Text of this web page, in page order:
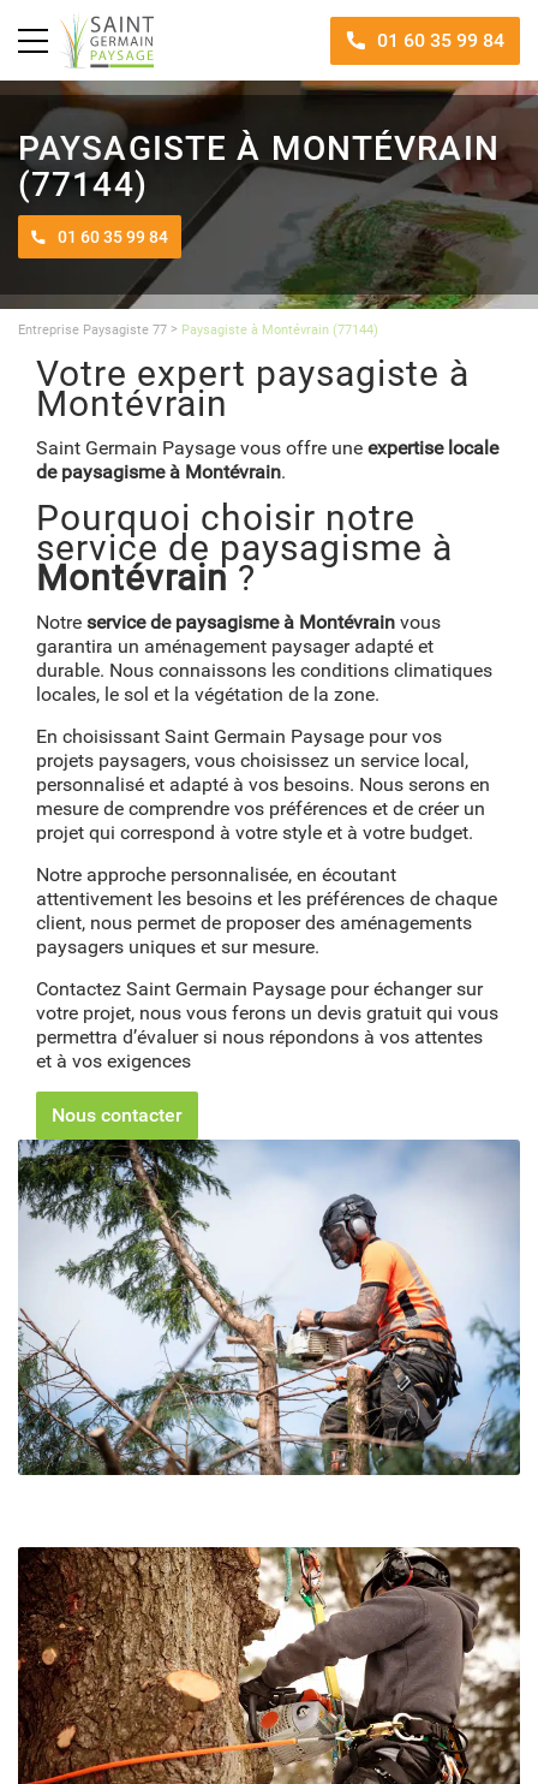
01 60 35 99 84
PAYSAGISTE À MONTÉVRAIN
(77144)
01 60 35 99 84
Entreprise Paysagiste 77 > Paysagiste à Montévrain (77144)
Votre expert paysagiste à
Montévrain
Saint Germain Paysage vous offre une expertise locale
de paysagisme à Montévrain.
Pourquoi choisir notre
service de paysagisme à
Montévrain ?
Notre service de paysagisme à Montévrain vous
garantira un aménagement paysager adapté et
durable. Nous connaissons les conditions climatiques
locales, le sol et la végétation de la zone.
En choisissant Saint Germain Paysage pour vos
projets paysagers, vous choisissez un service local,
personnalisé et adapté à vos besoins. Nous serons en
mesure de comprendre vos préférences et de créer un
projet qui correspond à votre style et à votre budget.
Notre approche personnalisée, en écoutant
attentivement les besoins et les préférences de chaque
client, nous permet de proposer des aménagements
paysagers uniques et sur mesure.
Contactez Saint Germain Paysage pour échanger sur
votre projet, nous vous ferons un devis gratuit qui vous
permettra d’évaluer si nous répondons à vos attentes
et à vos exigences
Nous contacter